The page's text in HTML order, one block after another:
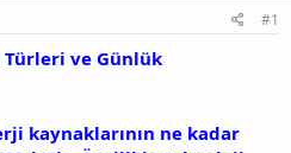
#1
Türleri ve Günlük
kaynaklarının ne kadar